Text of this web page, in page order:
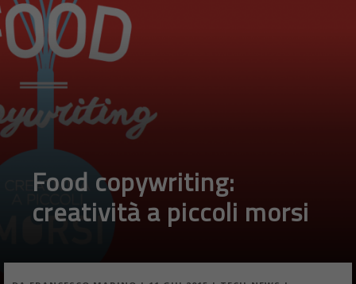
Food copywriting:
creatività a piccoli morsi